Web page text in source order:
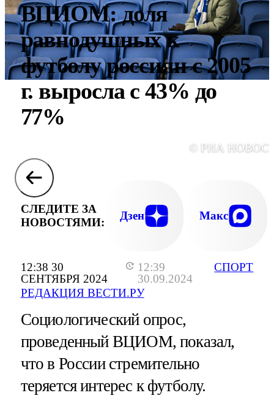
12:38 30
СЕНТЯБРЯ 2024
12:39
30.09.2024
РЕДАКЦИЯ ВЕСТИ.РУ
СПОРТ
ВЦИОМ: доля
равнодушных к
футболу россиян с 2005
г. выросла с 43% до
77%
© РИА
СЛЕДИТЕ ЗА
НОВОСТЯМИ:
Дзен Макс
Социологический опрос,
проведенный ВЦИОМ, показал,
что в России стремительно
теряется интерес к футболу.